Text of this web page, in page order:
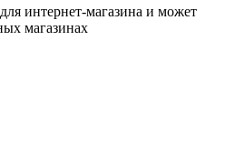
интернет-магазина и может
магазинах